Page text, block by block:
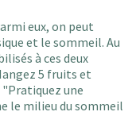
eux, on peut
et le sommeil. Au
à ces deux
5 fruits et
une
le milieu du sommeil